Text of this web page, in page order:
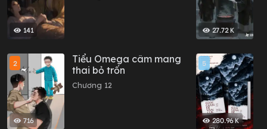
141
716
2
Tiểu Omega câm mang
thai bỏ trốn
Chương 12
27.72 K
280.96 K
5